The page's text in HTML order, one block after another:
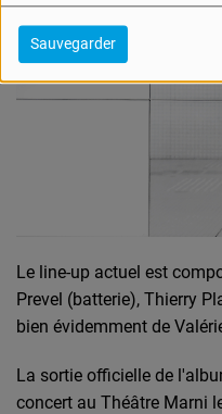
Sauvegarder
Le line-up actuel est
Prevel (batterie), Thierry
bien évidemment de
La sortie officielle de
concert au Théâtre Marni